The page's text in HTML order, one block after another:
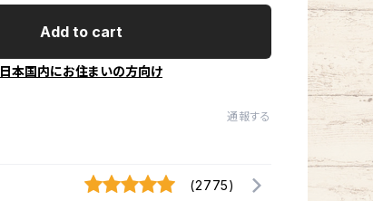
Add to cart
日本国内にお住まいの方向け
通報する
(2775)